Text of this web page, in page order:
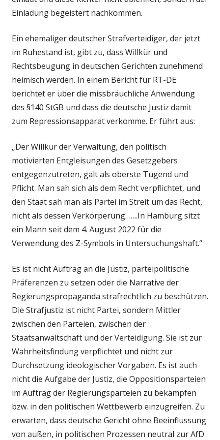
Einladung begeistert nachkommen.
Ein ehemaliger deutscher Strafverteidiger, der jetzt
im Ruhestand ist, gibt zu, dass Willkür und
Rechtsbeugung in deutschen Gerichten zunehmend
heimisch werden. In einem Bericht für RT-DE
berichtet er über die missbräuchliche Anwendung
des §140 StGB und dass die deutsche Justiz damit
zum Repressionsapparat verkomme. Er führt aus:
„Der Willkür der Verwaltung, den politisch
motivierten Entgleisungen des Gesetzgebers
entgegenzutreten, galt als oberste Tugend und
Pflicht. Man sah sich als dem Recht verpflichtet, und
den Staat sah man als Partei im Streit um das Recht,
nicht als dessen Verkörperung…….In Hamburg sitzt
ein Mann seit dem 4. August 2022 für die
Verwendung des Z-Symbols in Untersuchungshaft.“
Es ist nicht Auftrag an die Justiz, parteipolitische
Präferenzen zu setzen oder die Narrative der
Regierungspropaganda strafrechtlich zu beschützen.
Die Strafjustiz ist nicht Partei, sondern Mittler
zwischen den Parteien, zwischen der
Staatsanwaltschaft und der Verteidigung. Sie ist zur
Wahrheitsfindung verpflichtet und nicht zur
Durchsetzung ideologischer Vorgaben. Es ist auch
nicht die Aufgabe der Justiz, die Oppositionsparteien
im Auftrag der Regierungsparteien zu bekämpfen
bzw. in den politischen Wettbewerb einzugreifen. Zu
erwarten, dass deutsche Gericht ohne Beeinflussung
von außen, in politischen Prozessen neutral zur AfD